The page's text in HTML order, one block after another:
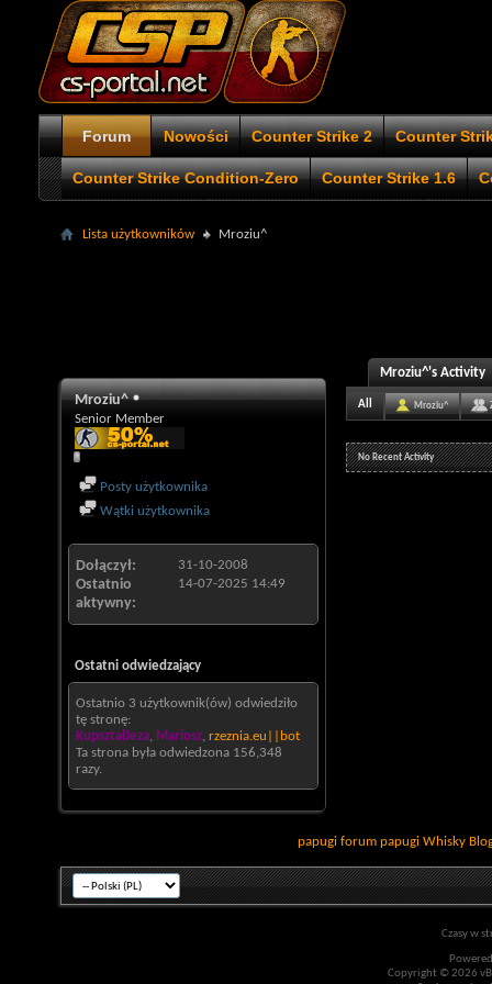
Forum Nowości Counter Strike 2 Counter
Counter Strike Condition-Zero Counter Strike 1.6
Lista użytkowników Mroziu^
Mroziu^
Senior Member
Posty użytkownika
Wątki użytkownika
Dołączył 31-10-2008
Ostatnio
aktywny
14-07-2025 14:49
Ostatni odwiedzający
Ostatnio 3 użytkownik(ów) odwiedziło
tę stronę:
KupsztalJeza, Mariosz, rzeznia.eu||bot
Ta strona była odwiedzona 156,348
razy.
Mroziu^'s Activity
All Mroziu^
No Recent Activity
papugi forum papugi Whisky
Czasy w
Copyright © 2026